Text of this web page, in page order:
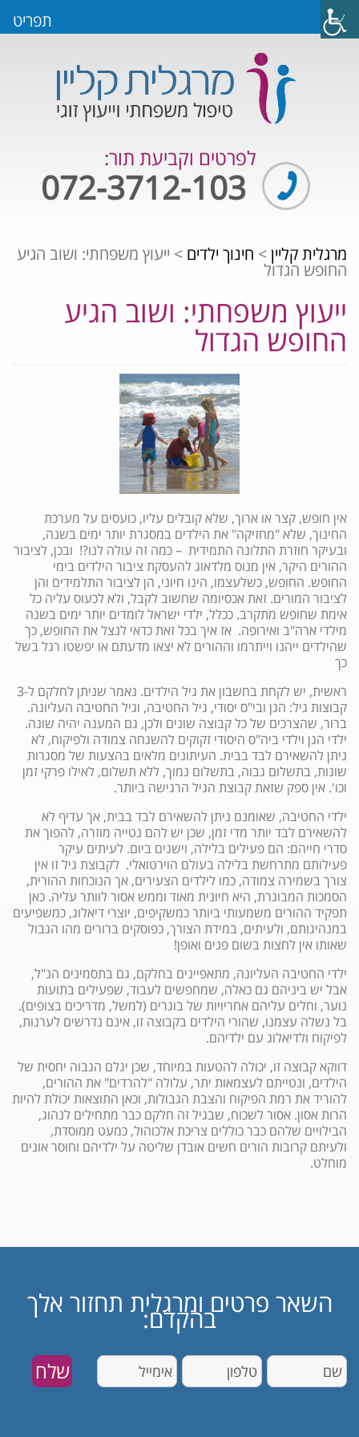
לפרטים וקביעת תור:
מרגלית קליין> חינוך ילדים > ייעוץ משפחתי: ושוב הגיע
החופש הגדול
ייעוץ משפחתי: ושוב הגיע
החופש הגדול
אין חופש, קצר או ארוך, שלא קובלים עליו, כועסים על מערכת
החינוך, שלא "מחזיקה" את הילדים במסגרת יותר ימים בשנה,
ובעיקר חוזרת התלונה התמידית – כמה זה עולה לנו?! ובכן, לציבור
ההורים היקר, אין מנוס מלדאוג להעסקת ציבור הילדים בימי
החופש. החופש, כשלעצמו, הינו חיוני, הן לציבור התלמידים והן
לציבור המורים. זאת אכסיומה שחשוב לקבל, ולא לכעוס עליה כל
אימת שחופש מתקרב. ככלל, ילדי ישראל לומדים יותר ימים בשנה
מילדי ארה"ב ואירופה. אז איך בכל זאת כדאי לנצל את החופש, כך
שהילדים ייהנו וייתרמו וההורים לא יצאו מדעתם או יפשטו רגל בשל
כך
ראשית, יש לקחת בחשבון את גיל הילדים. נאמר שניתן לחלקם ל-3
קבוצות גיל: הגן ובי"ס יסודי, גיל החטיבה, וגיל החטיבה העליונה.
ברור, שהצרכים של כל קבוצה שונים ולכן, גם המענה יהיה שונה.
ילדי הגן וילדי ביה"ס היסודי זקוקים להשגחה צמודה ולפיקוח, לא
ניתן להשאירם לבד בבית. העיתונים מלאים בהצעות של מסגרות
שונות, בתשלום גבוה, בתשלום נמוך, ללא תשלום, לאילו פרקי זמן
וכו'. אין ספק שזאת קבוצת הגיל הרגישה ביותר.
ילדי החטיבה, שאומנם ניתן להשאירם לבד בבית, אך עדיף לא
להשאירם לבד יותר מדי זמן, שכן יש להם נטייה מוזרה, להפוך את
סדרי חייהם: הם פעילים בלילה, וישנים ביום. לעיתים עיקר
פעילותם מתרחשת בלילה בעולם הוירטואלי. לקבוצת גיל זו אין
צורך בשמירה צמודה, כמו לילדים הצעירים, אך הנוכחות ההורית,
הסמכות המבוגרת, היא חיונית מאוד וממש אסור לוותר עליה. כאן
תפקיד ההורים משמעותי ביותר כמשקיפים, יוצרי דיאלוג, כמשפיעים
במנהיגותם, ולעיתים, במידת הצורך, כפוסקים ברורים מהו הגבול
שאותו אין לחצות בשום פנים ואופן!
ילדי החטיבה העליונה, מתאפיינים בחלקם, גם בתסמינים הנ"ל,
אבל יש ביניהם גם כאלה, שמחפשים לעבוד, שפעילים בתועות
נוער, וחלים עליהם אחריויות של בוגרים (למשל, מדריכים בצופים).
בל נשלה עצמנו, שהורי הילדים בקבוצה זו, אינם נדרשים לערנות,
לפיקוח ולדיאלוג עם ילדיהם.
דווקא קבוצה זו, יכולה להטעות במיוחד, שכן יגלם הגבוה יחסית של
הילדים, ונטייתם לעצמאות יתר, עלולה "להרדים" את ההורים,
להוריד את רמת הפיקוח והצבת הגבולות, וכאן התוצאות יכולת להיות
הרות אסון. אסור לשכוח, שבגיל זה חלקם כבר מתחילים לנהוג,
הבילויים שלהם כבר כוללים צריכת אלכוהול, כמעט ממוסדת,
ולעיתם קרובות הורים חשים אובדן שליטה על ילדיהם וחוסר אונים
מוחלט.
השאר פרטים ומרגלית תחזור אלך
בהקדם:
תפריט